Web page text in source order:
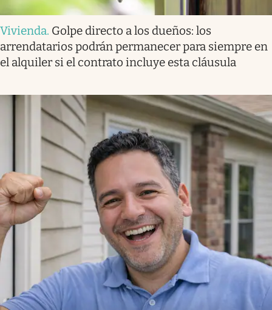
Vivienda. Golpe directo a los dueños: los
arrendatarios podrán permanecer para siempre en
el alquiler si el contrato incluye esta cláusula